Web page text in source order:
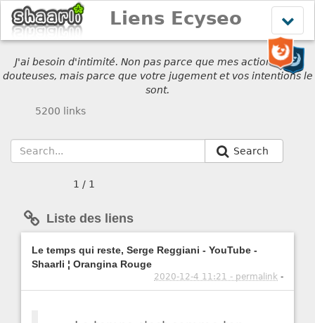
le
menu
Liens Ecyseo
J'ai besoin d'intimité. Non pas parce que mes actions sont
douteuses, mais parce que votre jugement et vos intentions le
sont.
5200 links
Search
1 / 1
Liste des liens
Le temps qui reste, Serge Reggiani - YouTube -
Shaarli ¦ Orangina Rouge
2020-12-4 11:21 - permalink -